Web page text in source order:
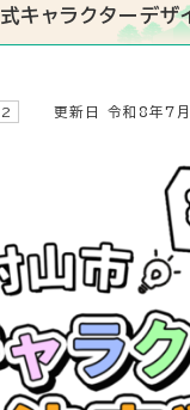
キャラクターデザ
更新日 令和8年7